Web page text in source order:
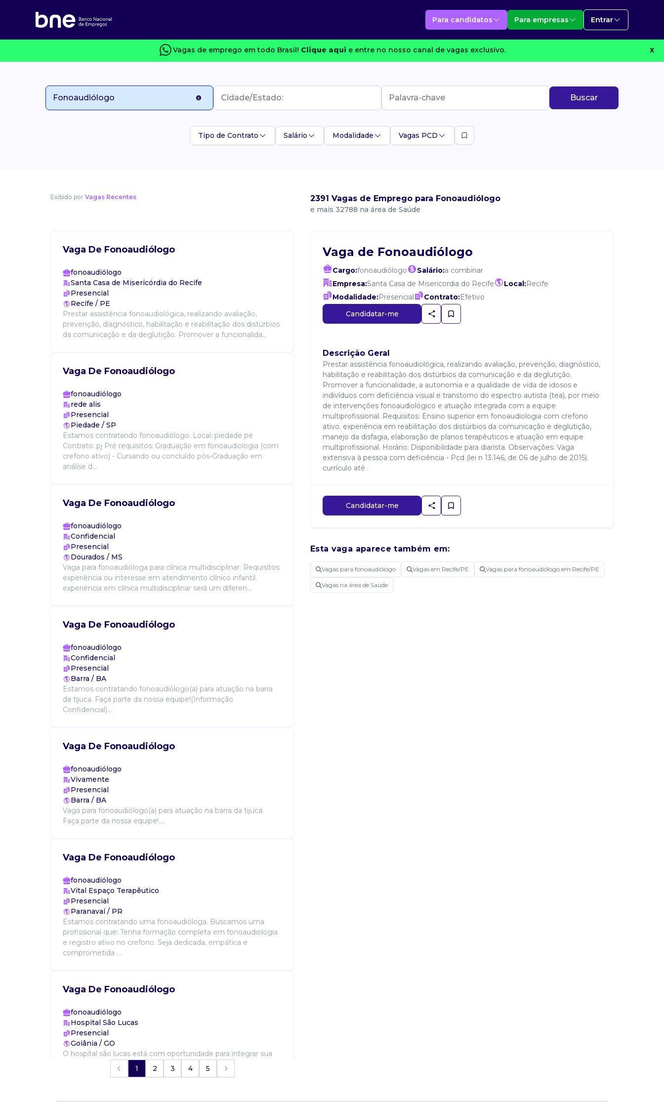
Para candidatos Para empresas Entrar
Vagas de emprego em todo Brasil! Clique aqui e entre no nosso canal de vagas exclusivo. X
Buscar
Tipo de Contrato Salário Modalidade Vagas PCD
Exibido por Vagas Recentes 2391 Vagas de Emprego para Fonoaudiólogo
e mais 32788 na área de Saúde
Vaga De Fonoaudiólogo
fonoaudiólogo
Santa Casa de Misericórdia do Recife
Presencial
Recife / PE
Prestar assistência fonoaudiológica, realizando avaliação,
prevenção, diagnóstico, habilitação e reabilitação dos distúrbios
da comunicação e da deglutição. Promover a funcionalida...
Vaga De Fonoaudiólogo
fonoaudiólogo
rede alis
Presencial
Piedade / SP
Estamos contratando fonoaudiólogo. Local: piedade pe
Contrato: pj Pré requisitos: Graduação em fonoaudiologia (com
crefono ativo) - Cursando ou concluído pós-Graduação em
análise d...
Vaga De Fonoaudiólogo
fonoaudiólogo
Confidencial
Presencial
Dourados / MS
Vaga para fonoaudióloga para clínica multidisciplinar. Requisitos:
experiência ou interesse em atendimento clínico infantil.
experiência em clínica multidisciplinar será um diferen...
Vaga De Fonoaudiólogo
fonoaudiólogo
Confidencial
Presencial
Barra / BA
Estamos contratando fonoaudiólogo(a) para atuação na barra
da tijuca. Faça parte da nossa equipe!(Informação
Confidencial)...
Vaga De Fonoaudiólogo
fonoaudiólogo
Vivamente
Presencial
Barra / BA
Vaga para fonoaudiólogo(a) para atuação na barra da tijuca.
Faça parte da nossa equipe!....
Vaga De Fonoaudiólogo
fonoaudiólogo
Vital Espaço Terapêutico
Presencial
Paranavaí / PR
Estamos contratando uma fonoaudióloga. Buscamos uma
profissional que: Tenha formação completa em fonoaudiologia
e registro ativo no crefono. Seja dedicada, empática e
comprometida ...
Vaga De Fonoaudiólogo
fonoaudiólogo
Hospital São Lucas
Presencial
Goiânia / GO
O hospital são lucas está com oportunidade para integrar sua
equipe assistencial. Atividades: realizar avaliação
1 2 3 4 5
Vaga de Fonoaudiólogo
Cargo:fonoaudiólogo Salário:a combinar
Empresa:Santa Casa de Misericordia do Recife Local:Recife
Modalidade:Presencial Contrato:Efetivo
Candidatar-me
Descrição Geral
Prestar assistência fonoaudiológica, realizando avaliação, prevenção, diagnóstico,
habilitação e reabilitação dos distúrbios da comunicação e da deglutição.
Promover a funcionalidade, a autonomia e a qualidade de vida de idosos e
indivíduos com deficiência visual e transtorno do espectro autista (tea), por meio
de intervenções fonoaudiológico e atuação integrada com a equipe
multiprofissional. Requisitos: Ensino superior em fonoaudiologia com crefono
ativo. experiência em reabilitação dos distúrbios da comunicação e deglutição,
manejo da disfagia, elaboração de planos terapêuticos e atuação em equipe
multiprofissional. Horário: Disponibilidade para diarista. Observações: Vaga
extensiva à pessoa com deficiência - Pcd (lei n 13.146, de 06 de julho de 2015).
currículo até .
Candidatar-me
Esta vaga aparece também em:
Vagas para fonoaudiólogo Vagas em Recife/PE Vagas para fonoaudiólogo em Recife/PE
Vagas na área de Saude